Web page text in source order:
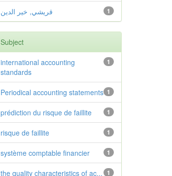
1 قريشي, خير الدين
Subject
1
international accounting
standards
1
Periodical accounting statements
1
prédiction du risque de faillite
1
risque de faillite
1
système comptable financier
1
the quality characteristics of ac...